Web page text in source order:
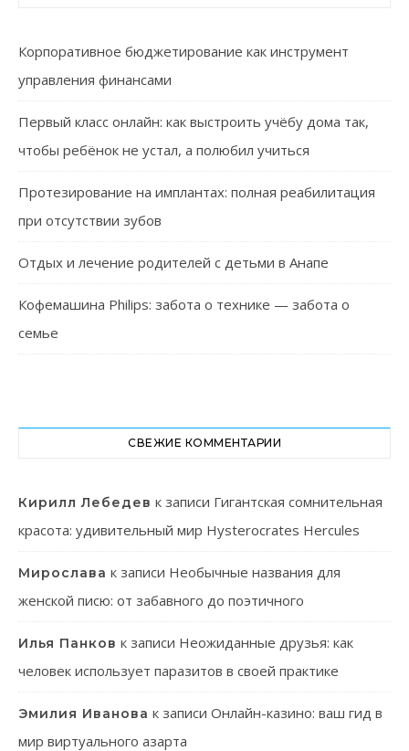
Корпоративное бюджетирование как инструмент
управления финансами
Первый класс онлайн: как выстроить учёбу дома так,
чтобы ребёнок не устал, а полюбил учиться
Протезирование на имплантах: полная реабилитация
при отсутствии зубов
Отдых и лечение родителей с детьми в Анапе
Кофемашина Philips: забота о технике — забота о
семье
СВЕЖИЕ КОММЕНТАРИИ
Кирилл Лебедев к записи Гигантская сомнительная
красота: удивительный мир Hysterocrates Hercules
Мирослава к записи Необычные названия для
женской писю: от забавного до поэтичного
Илья Панков к записи Неожиданные друзья: как
человек использует паразитов в своей практике
Эмилия Иванова к записи Онлайн-казино: ваш гид в
мир виртуального азарта